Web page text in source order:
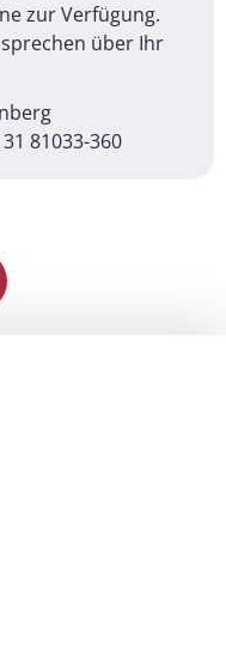
zur Verfügung.
über Ihr
81033-360